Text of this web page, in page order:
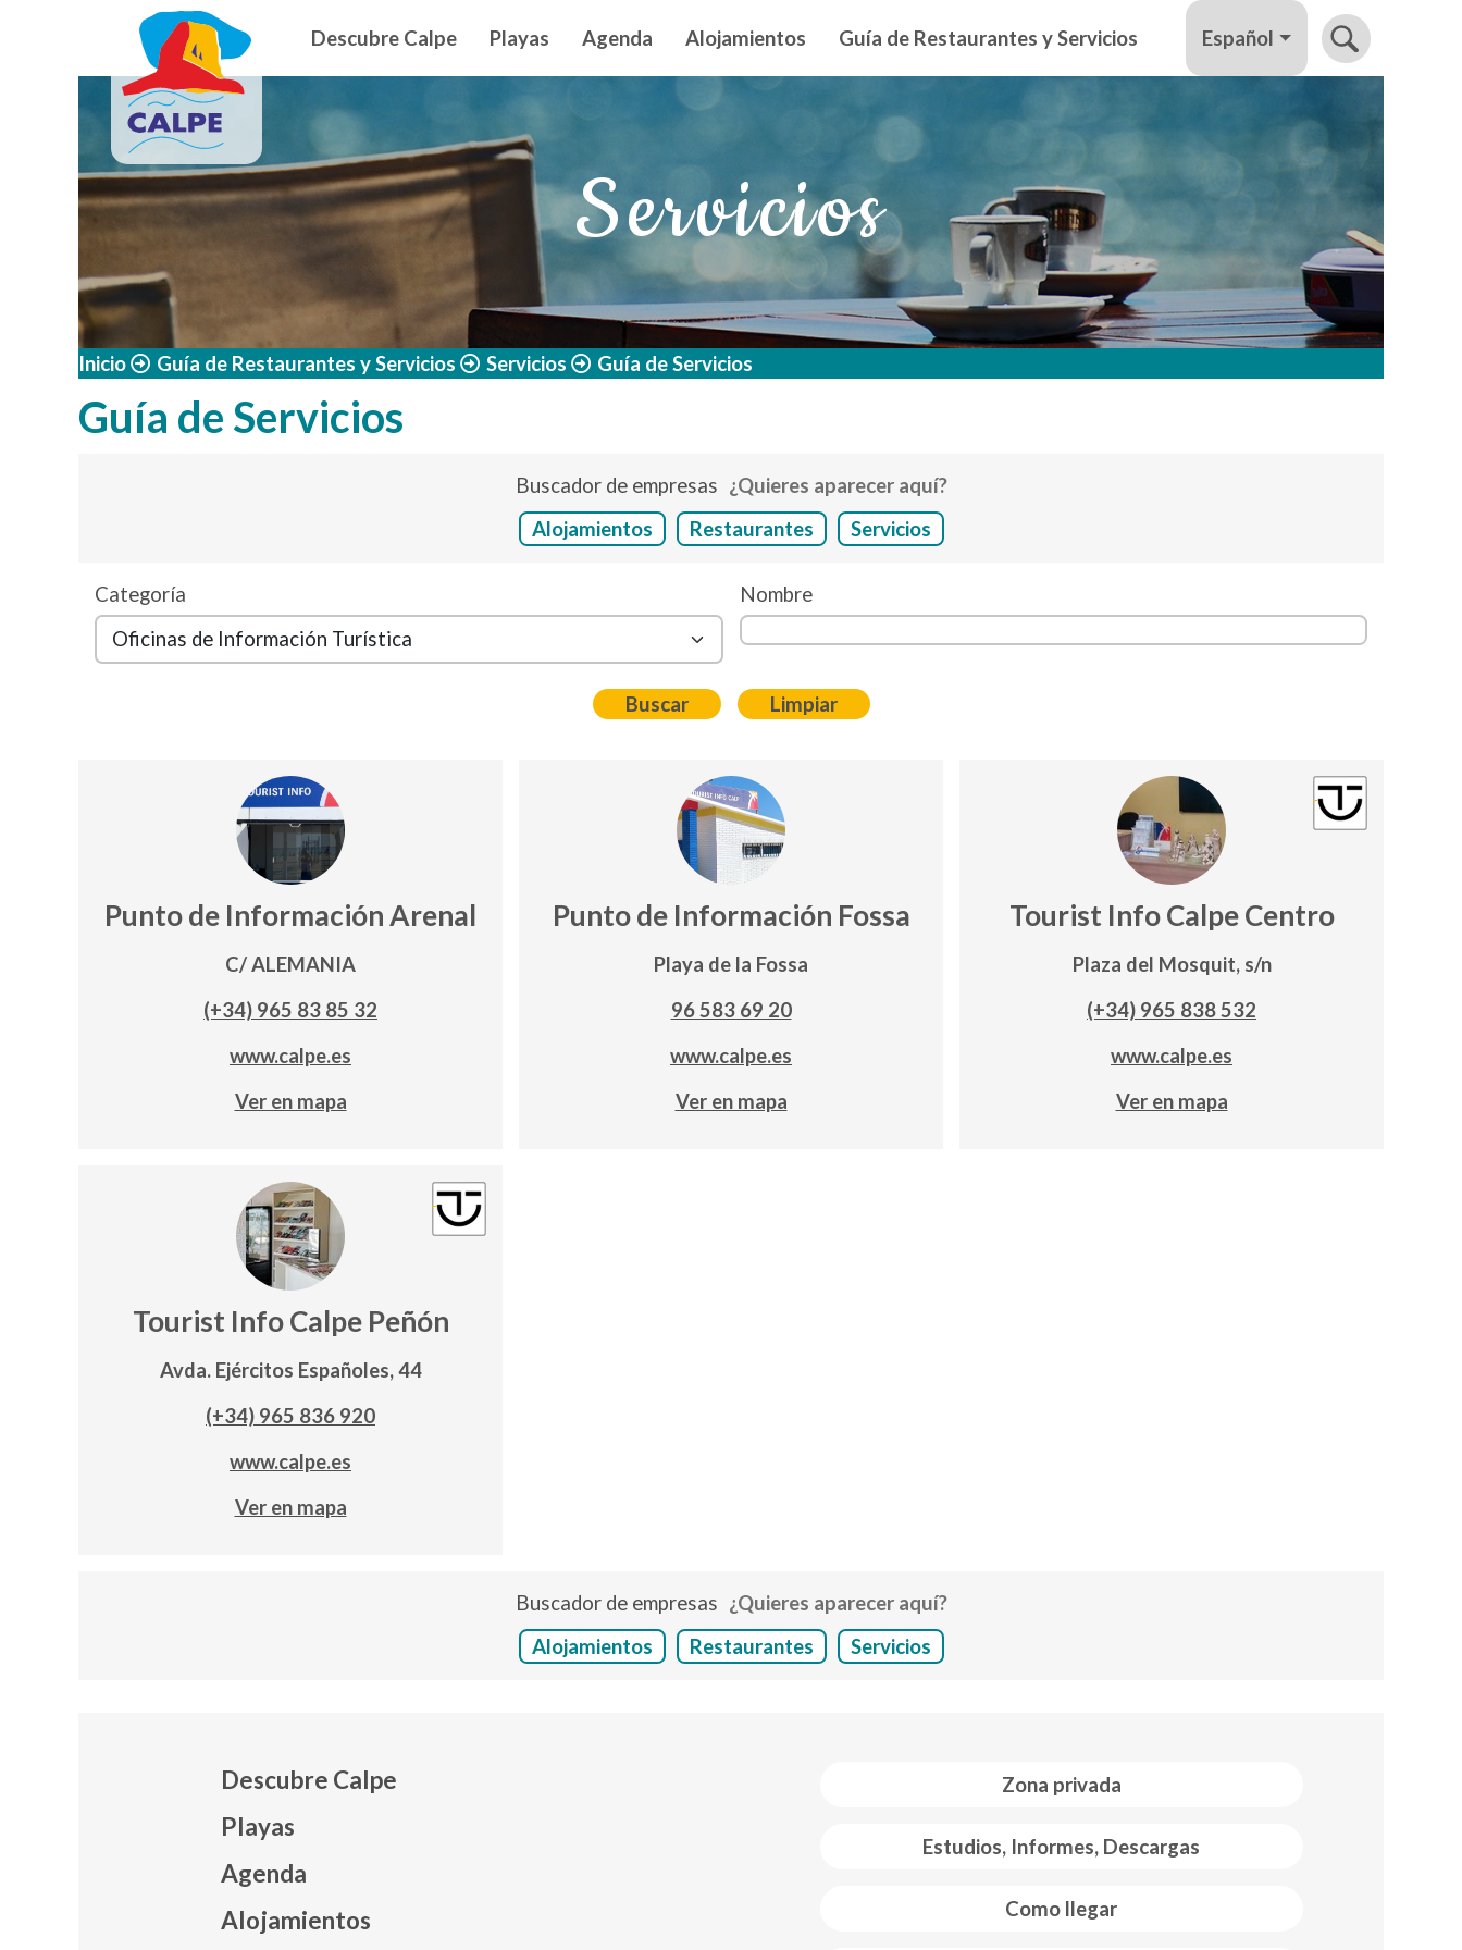
Pasar al contenido principal Navegación principal
Descubre Calpe Playas Agenda Alojamientos Guía de Restaurantes y Servicios Español
Servicios
Inicio Guía de Restaurantes y Servicios Servicios Guía de Servicios
Guía de Servicios
Buscador de empresas ¿Quieres aparecer aquí?
Alojamientos
Restaurantes Servicios
Categoría Nombre
Punto de Información Arenal
C/ ALEMANIA
(+34) 965 83 85 32
www.calpe.es
Ver en mapa
Punto de Información Fossa
Playa de la Fossa
96 583 69 20
www.calpe.es
Ver en mapa
Tourist Info Calpe Centro
Plaza del Mosquit, s/n
(+34) 965 838 532
www.calpe.es
Ver en mapa
Tourist Info Calpe Peñón
Avda. Ejércitos Españoles, 44
(+34) 965 836 920
www.calpe.es
Ver en mapa
Buscador de empresas ¿Quieres aparecer aquí?
Alojamientos
Restaurantes Servicios
Zona privada
Estudios, Informes, Descargas
Como llegar
Descubre Calpe
Playas
Agenda
Alojamientos